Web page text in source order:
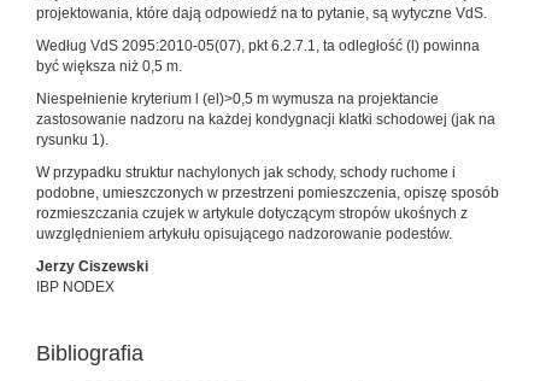
projektowania, które dają odpowiedź na to pytanie, są wytyczne VdS.
Według VdS 2095:2010-05(07), pkt 6.2.7.1, ta odległość (l) powinna
być większa niż 0,5 m.
Niespełnienie kryterium l (el)>0,5 m wymusza na projektancie
zastosowanie nadzoru na każdej kondygnacji klatki schodowej (jak na
rysunku 1).
W przypadku struktur nachylonych jak schody, schody ruchome i
podobne, umieszczonych w przestrzeni pomieszczenia, opiszę sposób
rozmieszczania czujek w artykule dotyczącym stropów ukośnych z
uwzględnieniem artykułu opisującego nadzorowanie podestów.
Jerzy Ciszewski
IBP NODEX
Bibliografia